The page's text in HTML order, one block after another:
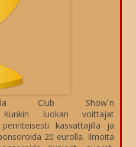
Club Show´n
Kunkin luokan voittajat
kasvattajilla ja
20 eurolla. Ilmoita